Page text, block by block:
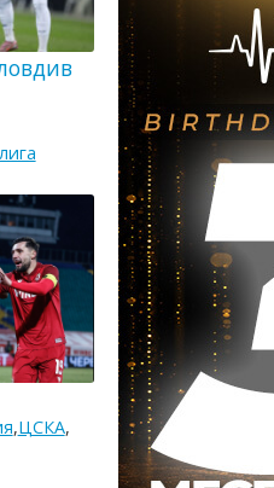
,ЦСКА,